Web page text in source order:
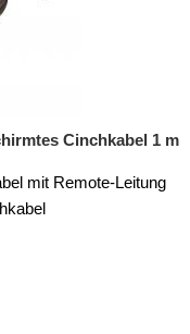
Cinchkabel 1 m
mit Remote-Leitung